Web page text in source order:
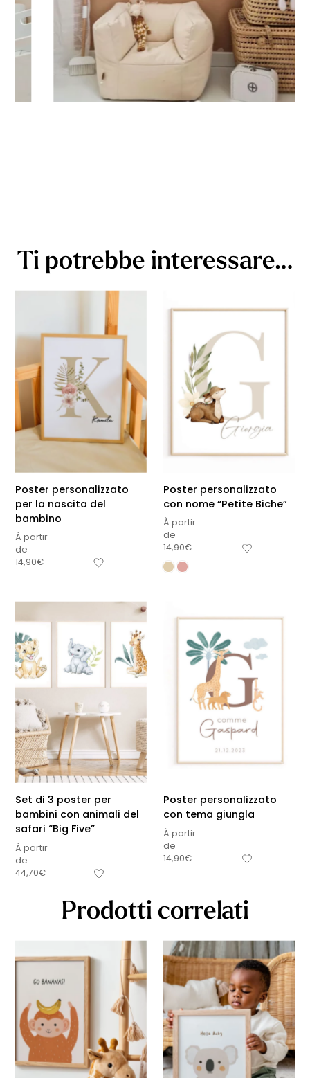
Ti potrebbe interessare…
Poster personalizzato
per la nascita del
bambino
À partir
de
14,90€
Poster personalizzato
con nome “Petite Biche”
À partir
de
14,90€
Set di 3 poster per
bambini con animali del
safari “Big Five”
À partir
de
44,70€
Poster personalizzato
con tema giungla
À partir
de
14,90€
Prodotti correlati